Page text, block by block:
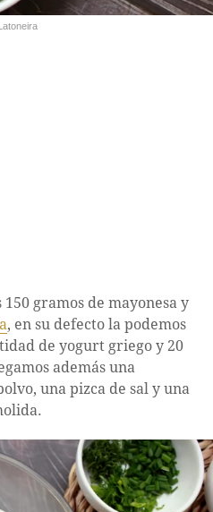
gramos de mayonesa y
, en su defecto la podemos
de yogurt griego y 20
además una
una pizca de sal y una